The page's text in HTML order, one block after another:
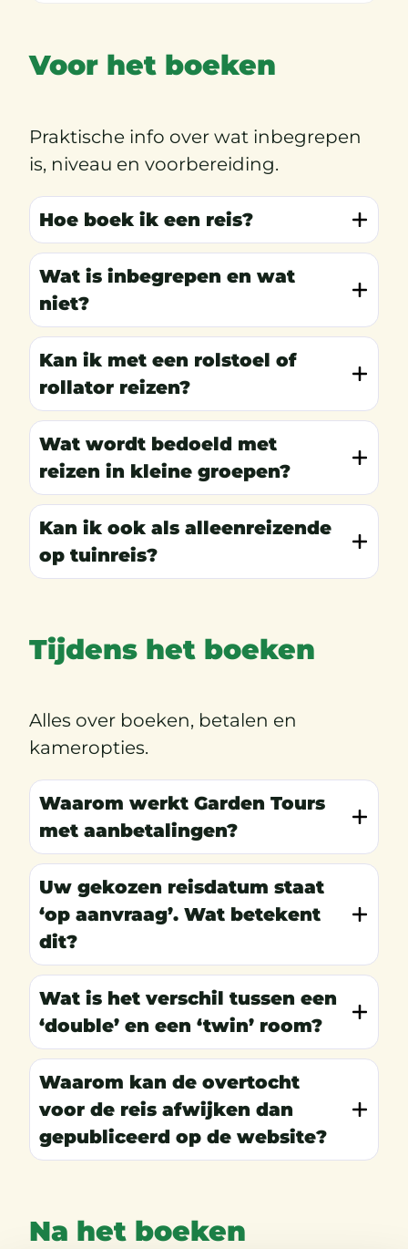
Voor het boeken
Praktische info over wat inbegrepen
is, niveau en voorbereiding.
Hoe boek ik een reis?
Wat is inbegrepen en wat
niet?
Kan ik met een rolstoel of
rollator reizen?
Wat wordt bedoeld met
reizen in kleine groepen?
Kan ik ook als alleenreizende
op tuinreis?
Tijdens het boeken
Alles over boeken, betalen en
kameropties.
Waarom werkt Garden Tours
met aanbetalingen?
Uw gekozen reisdatum staat
‘op aanvraag’. Wat betekent
dit?
Wat is het verschil tussen een
‘double’ en een ‘twin’ room?
Waarom kan de overtocht
voor de reis afwijken dan
gepubliceerd op de website?
Na het boeken